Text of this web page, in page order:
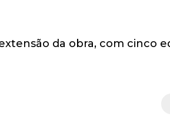
da obra, com cinco